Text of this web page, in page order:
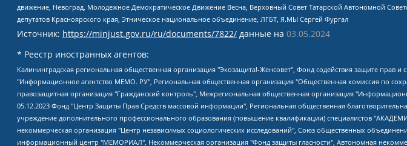
движение, Невоград, Молодежное Демократическое Движение Весна, Верховный Совет Татарской Автономной
депутатов Красноярского края, Этническое национальное объединение, ЛГБТ, Я.МЫ Сергей Фургал
Источник: https://minjust.gov.ru/ru/documents/7822/ данные на 03.05.2024
* Реестр иностранных агентов:
Калининградская региональная общественная организация "Экозащита!-Женсовет", Фонд содействия защите прав и свобод граждан "Общественный вердикт", Фонд "Институт Развития Свободы Информации", Частное учреждение "Информационное агентство МЕМО. РУ", Региональная общественная организация "Общественная комиссия по сохранению наследия академика Сахарова", Фонд поддержки свободы прессы, Санкт-Петербургская общественная правозащитная организация "Гражданский контроль", Межрегиональная общественная организация "Информационно-просветительский центр "Мемориал", Региональный Фонд "Центр Защиты Прав Средств Массовой Информации", с 05.12.2023 Фонд "Центр Защиты Прав Средств массовой информации", Региональная общественная благотворительная организация помощи беженцам и мигрантам "Гражданское содействие", Негосударственное образовательное учреждение дополнительного профессионального образования (повышение квалификации) специалистов "АКАДЕМИЯ ПО ПРАВАМ ЧЕЛОВЕКА", Свердловская региональная общественная организация "Сутяжник", Автономная некоммерческая организация "Центр независимых социологических исследований", Союз общественных объединений "Российский исследовательский центр по правам человека", Региональное общественное учреждение научно-информационный центр "МЕМОРИАЛ", Некоммерческая организация "Фонд защиты гласности", Автономная некоммерческая организация "Институт прав человека", Городская общественная организация "Екатеринбургское общество "МЕМОРИАЛ", Городская общественная организация "Рязанское историко-просветительское и правозащитное общество "Мемориал" (Рязанский Мемориал), Челябинский региональный орган общественной самодеятельности – женское общественное объединение "Женщины Евразии", Челябинский региональный орган общественной самодеятельности "Уральская правозащитная группа", Фонд содействия защите здоровья и социальной справедливости имени Андрея Рылькова, Автономная Некоммерческая Организация "Аналитический Центр Юрия Левады", Автономная некоммерческая организация социальной поддержки населения "Проект Апрель", Региональная общественная организация помощи женщинам и детям, находящимся в кризисной ситуации "Информационно-методический центр "Анна", Фонд содействия развитию массовых коммуникаций и правовому просвещению "Так-так-Так", Фонд содействия устойчивому развитию "Серебряная тайга", Свердловский региональный общественный фонд социальных проектов "Новое время", "Idel.Реалии", Кавказ.Реалии, Крым.Реалии, Телеканал Настоящее Время, Татаро-башкирская служба Радио Свобода (Azatliq Radiosi), Радио Свободная Европа/Радио Свобода (PCE/PC), "Сибирь.Реалии", "Фактограф", Благотворительный фонд помощи осужденным и их семьям, Автономная некоммерческая организация "Институт глобализации и социальных движений", Фонд "В защиту прав заключенных", Частное учреждение "Центр поддержки и содействия развитию средств массовой информации", Пензенский региональный общественный благотворительный фонд "Гражданский союз", "Север.Реалии", Некоммерческая организация Фонд "Правовая инициатива", Общество с ограниченной ответственностью "Радио Свободная Европа/Радио Свобода", Чешское информационное агентство "MEDIUM-ORIENT", Красноярская региональная общественная организация "Мы против СПИДа", Камалягин Денис Николаевич, Маркелов Сергей Евгеньевич, Пономарев Лев Александрович, Савицкая Людмила Алексеевна, Автономная некоммерческая организация "Центр по работе с проблемой насилия "НАСИЛИЮ.НЕТ", Межрегиональный профессиональный союз работников здравоохранения "Альянс врачей", Юридическое лицо, зарегистрированное в Латвийской Республике, SIA "Medusa Project" (регистрационный номер 40103797863, дата регистрации 10.06.2014), Некоммерческая организация "Фонд по борьбе с коррупцией", Автономная некоммерческая организация "Институт права и публичной политики", Баданин Роман Сергеевич, Гликин Максим Александрович, Железнова Мария Михайловна, Лукьянова Юлия Сергеевна, Маетная Елизавета Витальевна, Маняхин Петр Борисович, Чуракова Ольга Владимировна, Ярош Юлия Петровна, Юридическое лицо "The Insider SIA", зарегистрированное в Риге, Латвийская Республика (дата регистрации 26.06.2015), являющееся администратором доменного имени интернет-издания "The Insider SIA", https://theins.ru, Постернак Алексей Евгеньевич, Рубин Михаил Аркадьевич, Анин Роман Александрович, Юридическое лицо Istories fonds, зарегистрированное в Латвийской Республике (регистрационный номер 50008295751, дата регистрации 24.02.2020), Великовский Дмитрий Александрович, Долинина Ирина Николаевна, Мароховская Алеся Алексеевна, Шлейнов Роман Юрьевич, Шмагун Олеся Валентиновна, Общество с ограниченной ответственностью "Альтаир 2021", Общество с ограниченной ответственностью "Вега 2021", Общество с ограниченной ответственностью "Главный редактор 2021", Общество с ограниченной ответственностью "Ромашки монолит", Важенков Артем Валерьевич, Ивановская областная общественная организация "Центр гендерных исследований", Гурман Юрий Альбертович, Медиапроект "ОВД-Инфо", Егоров